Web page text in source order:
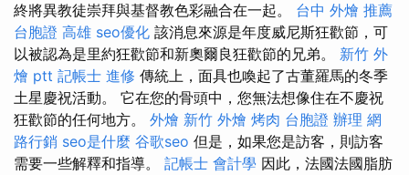
終將異教徒崇拜與基督教色彩融合在一起。 台中 外燴 推薦
台胞證 高雄 seo優化 該消息來源是年度威尼斯狂歡節，可
以被認為是里約狂歡節和新奧爾良狂歡節的兄弟。 新竹 外
燴 ptt 記帳士 進修 傳統上，面具也喚起了古董羅馬的冬季
土星慶祝活動。 它在您的骨頭中，您無法想像住在不慶祝
狂歡節的任何地方。 外燴 新竹 外燴 烤肉 台胞證 辦理 網
路行銷 seo是什麼 谷歌seo 但是，如果您是訪客，則訪客
需要一些解釋和指導。 記帳士 會計學 因此，法國法國脂肪